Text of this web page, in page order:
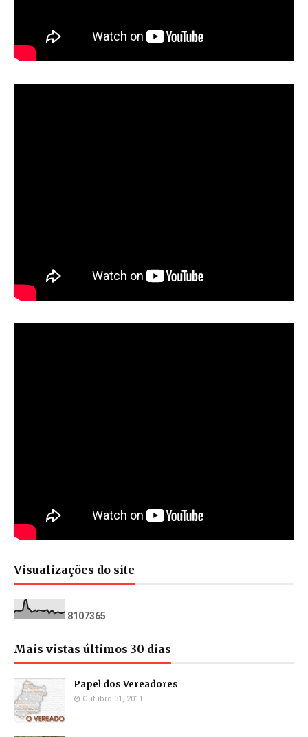
Visualizações do site
81 07365
Mais vistas últimos 30 dias
Papel dos Vereadores
Outubro 31, 2011